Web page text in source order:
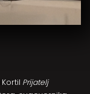
Prijatelj